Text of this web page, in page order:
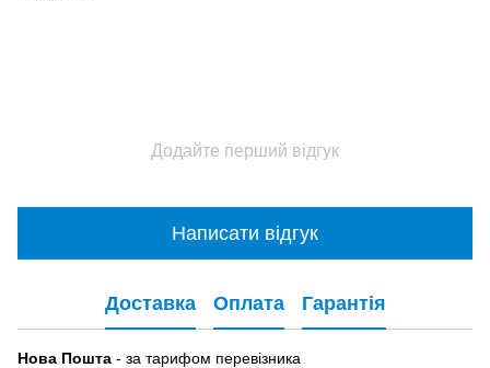
Додайте перший відгук
Написати відгук
Доставка Оплата Гарантія
Нова Пошта - за тарифом перевізника